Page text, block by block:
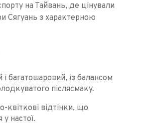
на Тайвань, де цінували
Сягуань з характерною
багатошаровий, із балансом
післясмаку.
квіткові відтінки, що
настої.